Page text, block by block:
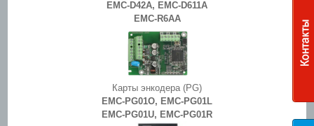
EMC-D42A, EMC-D611A
EMC-R6AA
Карты энкодера (PG)
EMC-PG01O, EMC-PG01L
EMC-PG01U, EMC-PG01R